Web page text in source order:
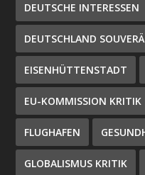
DEUTSCHE INTERESSEN
DEUTSCHLAND
EISENHÜTTENSTADT
EU-KOMMISSION KRITIK
FLUGHAFEN
GLOBALISMUS KRITIK